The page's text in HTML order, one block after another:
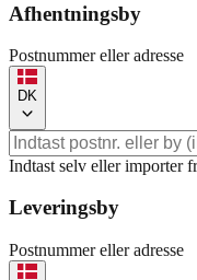
Afhentningsby
Postnummer eller adresse
DK
Indtast selv eller importer
Leveringsby
Postnummer eller adresse